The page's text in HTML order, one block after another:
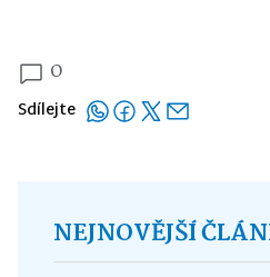
0
Sdílejte
NEJNOVĚJŠÍ